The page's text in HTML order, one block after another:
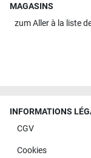
MAGASINS
zumAller à la liste
INFORMATIONS
CGV
Cookies